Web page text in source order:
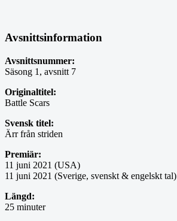
Avsnittsinformation
Avsnittsnummer:
Säsong 1, avsnitt 7
Originaltitel:
Battle Scars
Svensk titel:
Ärr från striden
Premiär:
11 juni 2021 (USA)
11 juni 2021 (Sverige, svenskt & engelskt tal)
Längd:
25 minuter